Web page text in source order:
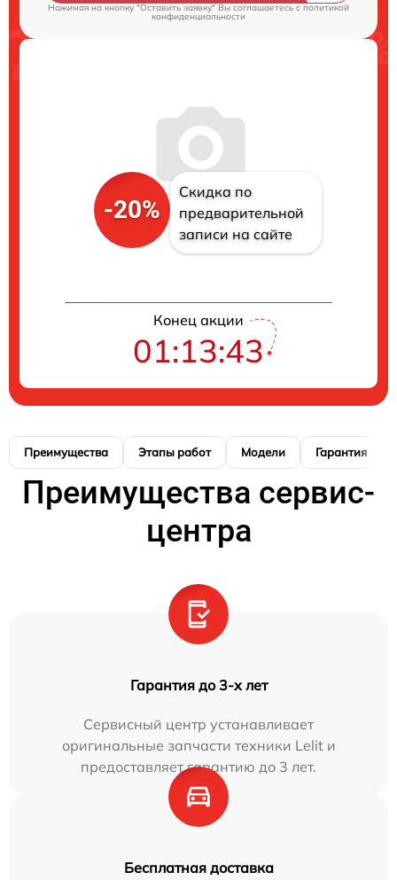
Нажимая на кнопку "Оставить заявку" Вы соглашаетесь cполитикой
конфиденциальности
-20%
Скидка по
предварительной
записи на сайте
Конец акции
01:13:42
Преимущества Этапы работ Модели Гарантия
Преимущества сервис-
центра
Гарантия до 3-х лет
Сервисный центр устанавливает
оригинальные запчасти техники Lelit и
предоставляет гарантию до 3 лет.
Бесплатная доставка